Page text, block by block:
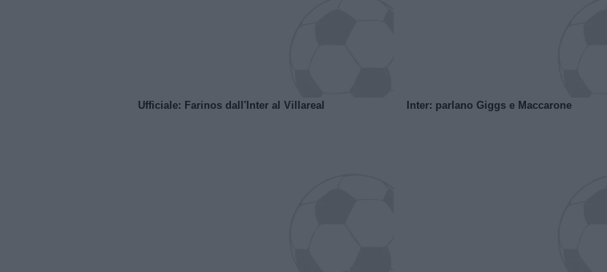
Ufficiale: Farinos dall'Inter al Villareal Inter: parlano Giggs e Maccarone